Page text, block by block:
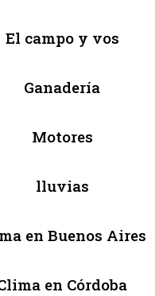
El campo y vos
Ganadería
Motores
lluvias
en Buenos Aires
en Córdoba